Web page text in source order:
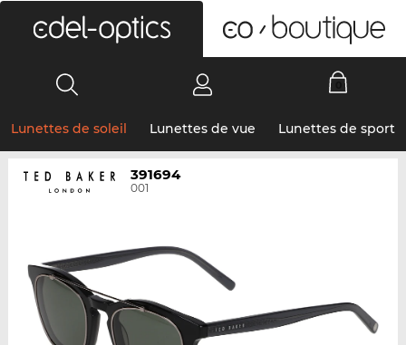
Lunettes de soleil Lunettes de vue Lunettes de sport
391694
001